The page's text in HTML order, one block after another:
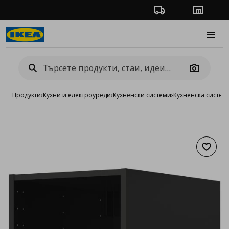
Проследяване на
Camera
Продукти›Кухни и електроуреди›Кухненски системи›Кухненска